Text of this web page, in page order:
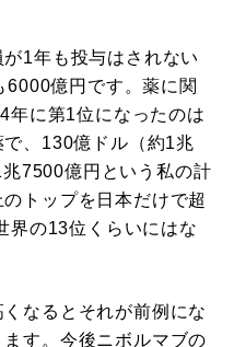
1年も投与はされない
6000億円です。薬に関
年に第1位になったのは
、130億ドル（約1兆
7500億円という私の計
トップを日本だけで超
界の13位くらいにはな
なるとそれが前例にな
す。今後ニボルマブの